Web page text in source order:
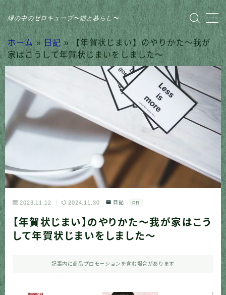
緑の中のゼロキューブ〜猫と暮らし〜
MENU
HOME
おすすめ商品
家のこと
猫との暮らし
ホーム » 日記 »【年賀状じまい】のやりかた〜我が
家はこうして年賀状じまいをしました〜
2023.11.12 2024.11.30 日記 PR
【年賀状じまい】のやりかた〜我が家はこう
して年賀状じまいをしました〜
記事内に商品プロモーションを含む場合があります